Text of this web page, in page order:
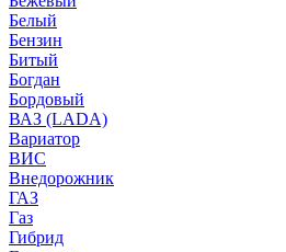
Белый
Бензин
Битый
Богдан
Бордовый
ВАЗ (LADA)
Вариатор
ВИС
Внедорожник
ГАЗ
Газ
Гибрид